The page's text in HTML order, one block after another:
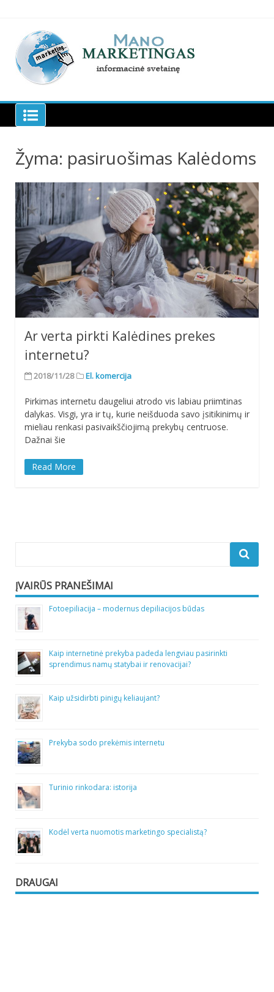
content
Manomarketingas.lt
Žyma: pasiruošimas Kalėdoms
Ar verta pirkti Kalėdines prekes
internetu?
2018/11/28 El. komercija
Pirkimas internetu daugeliui atrodo vis labiau priimtinas
dalykas. Visgi, yra ir tų, kurie neišduoda savo įsitikinimų ir
mieliau renkasi pasivaikščiojimą prekybų centruose.
Dažnai šie
Read More
ĮVAIRŪS PRANEŠIMAI
Fotoepiliacija – modernus depiliacijos būdas
Kaip internetinė prekyba padeda lengviau pasirinkti
sprendimus namų statybai ir renovacijai?
Kaip užsidirbti pinigų keliaujant?
Prekyba sodo prekėmis internetu
Turinio rinkodara: istorija
Kodėl verta nuomotis marketingo specialistą?
DRAUGAI